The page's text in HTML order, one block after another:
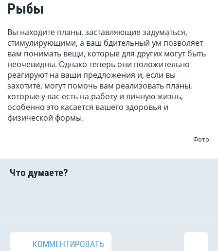
Рыбы
Вы находите планы, заставляющие задуматься,
стимулирующими, а ваш бдительный ум позволяет
вам понимать вещи, которые для других могут быть
неочевидны. Однако теперь они положительно
реагируют на ваши предложения и, если вы
захотите, могут помочь вам реализовать планы,
которые у вас есть на работу и личную жизнь,
особенно это касается вашего здоровья и
физической формы.
Фото:
КОММЕНТИРОВАТЬ